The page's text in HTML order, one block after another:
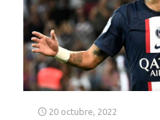
20 octubre, 2022